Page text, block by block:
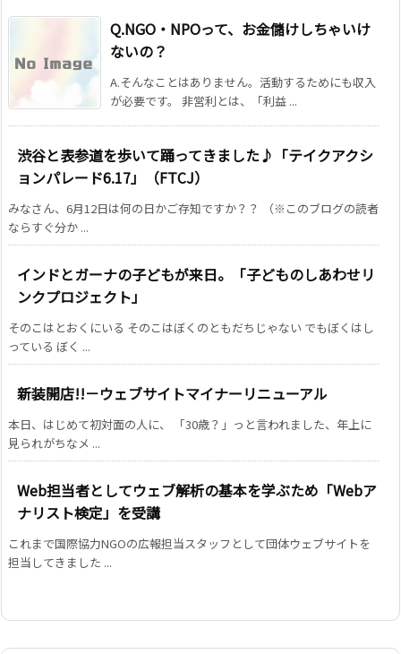
Q.NGO・NPOって、お金儲けしちゃいけ
ないの？
A.そんなことはありません。活動するためにも収入
が必要です。 非営利とは、「利益 ...
渋谷と表参道を歩いて踊ってきました♪「テイクアクシ
ョンパレード6.17」（FTCJ）
みなさん、6月12日は何の日かご存知ですか？？ （※このブログの読者
ならすぐ分か ...
インドとガーナの子どもが来日。「子どものしあわせリ
ンクプロジェクト」
そのこはとおくにいる そのこはぼくのともだちじゃない でもぼくはし
っている ぼく ...
新装開店!!－ウェブサイトマイナーリニューアル
本日、はじめて初対面の人に、 「30歳？」っと言われました、年上に
見られがちなメ ...
Web担当者としてウェブ解析の基本を学ぶため「Webア
ナリスト検定」を受講
これまで国際協力NGOの広報担当スタッフとして団体ウェブサイトを
担当してきました ...